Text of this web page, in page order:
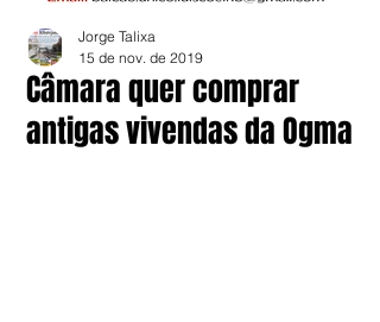
Câmara quer comprar
antigas vivendas da Ogma
Jorge Talixa
15 de nov. de 2019